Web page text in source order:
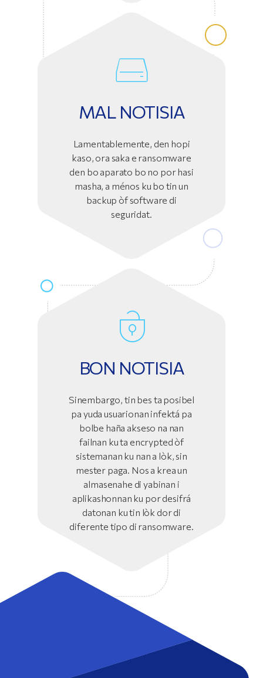
MAL NOTISIA
Lamentablemente, den hopi
kaso, ora saka e ransomware
den bo aparato bo no por hasi
masha, a ménos ku bo tin un
backup òf software di
seguridat.
BON NOTISIA
Sinembargo, tin bes ta posibel
pa yuda usuarionan infektá pa
bolbe haña akseso na nan
failnan ku ta encrypted òf
sistemanan ku nan a lòk, sin
mester paga. Nos a krea un
almasenahe di yabinan i
aplikashonnan ku por desifrá
datonan ku tin lòk dor di
diferente tipo di ransomware.